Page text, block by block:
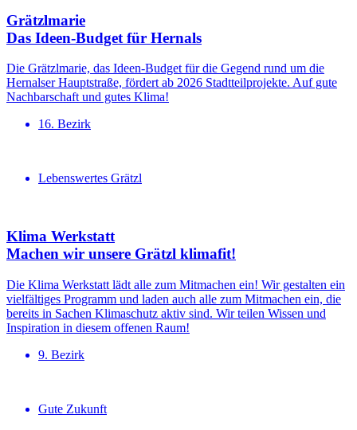
Grätzlmarie
Das Ideen-Budget für Hernals
Die Grätzlmarie, das Ideen-Budget für die Gegend rund um die
Hernalser Hauptstraße, fördert ab 2026 Stadtteilprojekte. Auf gute
Nachbarschaft und gutes Klima!
16. Bezirk
Lebenswertes Grätzl
Klima Werkstatt
Machen wir unsere Grätzl klimafit!
Die Klima Werkstatt lädt alle zum Mitmachen ein! Wir gestalten ein
vielfältiges Programm und laden auch alle zum Mitmachen ein, die
bereits in Sachen Klimaschutz aktiv sind. Wir teilen Wissen und
Inspiration in diesem offenen Raum!
9. Bezirk
Gute Zukunft